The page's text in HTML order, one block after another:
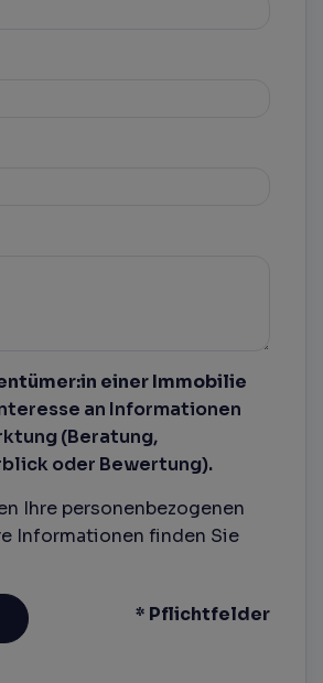
einer Immobilie
an Informationen
(Beratung,
oder Bewertung).
Ihre personenbezogenen
Informationen finden Sie
* Pflichtfelder